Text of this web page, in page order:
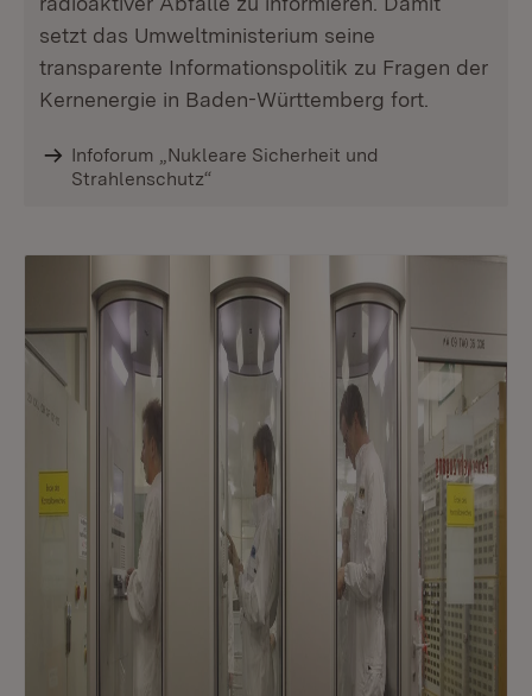
setzt das Umweltministerium seine
transparente Informationspolitik zu Fragen der
Kernenergie in Baden-Württemberg fort.
Infoforum „Nukleare Sicherheit und
Strahlenschutz“